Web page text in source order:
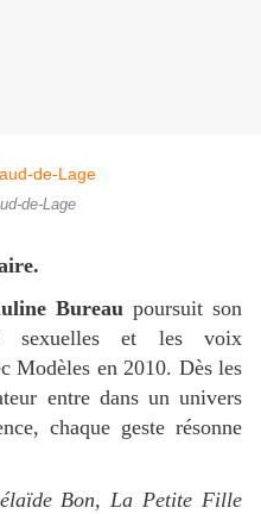
de-Lage
Bureaupoursuit son
sexuelles et les voix
Modèles en 2010. Dès les
entre dans un univers
chaque geste résonne
Bon, La Petite Fille